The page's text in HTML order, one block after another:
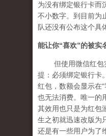
为没有绑定银行卡而
不小数字。到目前为
队还没有公布这个具
能让你“喜欢”的被实
但使用微信红包
提：必须绑定银行卡
红包，数额会显示在“
也无法消费。唯一的
其效用也只是为红包
生之初就迅速改版为
还是有一些用户为了